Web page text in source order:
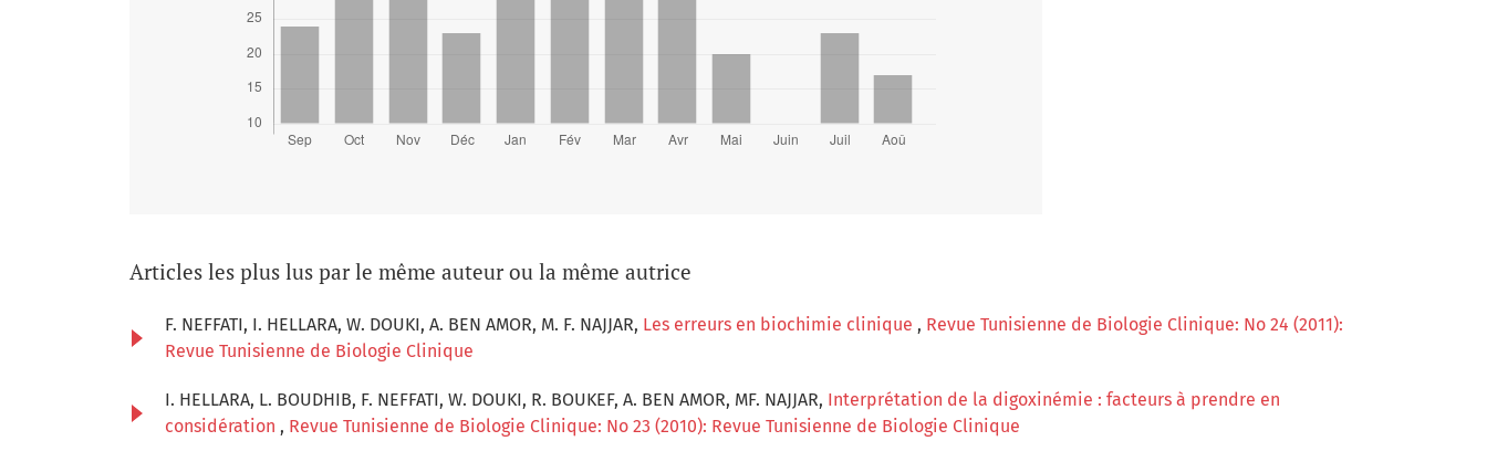
Articles les plus lus par le même auteur ou la même autrice
F. NEFFATI, I. HELLARA, W. DOUKI, A. BEN AMOR, M. F. NAJJAR, Les erreurs en biochimie clinique , Revue Tunisienne de Biologie Clinique: No 24 (2011):
Revue Tunisienne de Biologie Clinique
I. HELLARA, L. BOUDHIB, F. NEFFATI, W. DOUKI, R. BOUKEF, A. BEN AMOR, MF. NAJJAR, Interprétation de la digoxinémie : facteurs à prendre en
considération , Revue Tunisienne de Biologie Clinique: No 23 (2010): Revue Tunisienne de Biologie Clinique